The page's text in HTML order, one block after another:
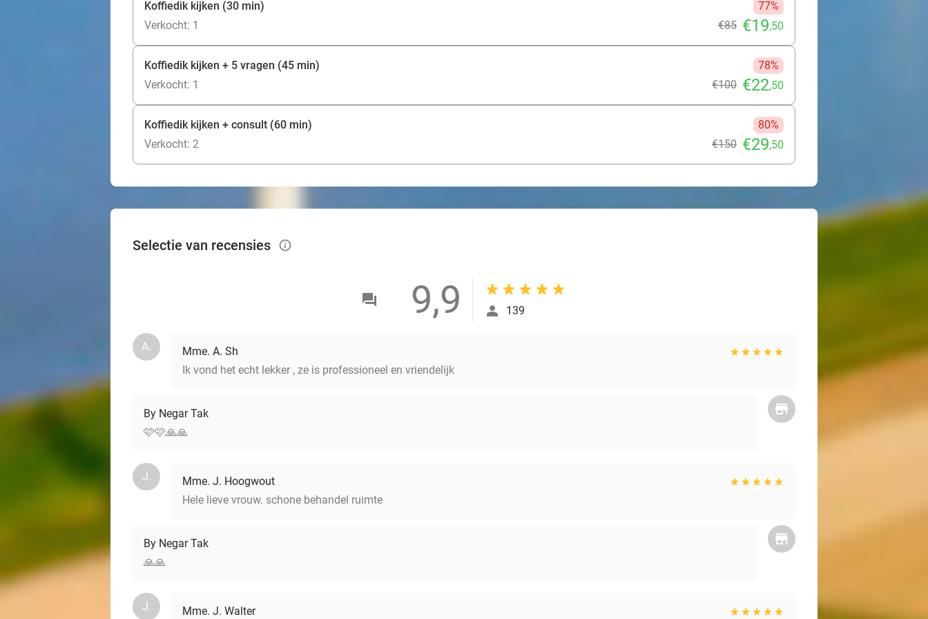
Koffiedik kijken (30 min)
77%
Verkocht: 1
€85 €19,50
Koffiedik kijken + 5 vragen (45 min)
78%
Verkocht: 1
€100 €22,50
Koffiedik kijken + consult (60 min)
80%
Verkocht: 2
€150 €29,50
Selectie van recensies info_outlined
9,9 139
A.
Mme. A. Sh
Ik vond het echt lekker , ze is professioneel en vriendelijk
By Negar Tak
🩷🩷🙏🙏
J.
Mme. J. Hoogwout
Hele lieve vrouw. schone behandel ruimte
By Negar Tak
🙏🙏
J. Mme. J. Walter